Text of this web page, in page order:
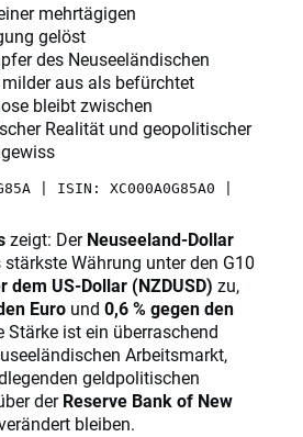
mehrtägigen
gelöst
des Neuseeländischen
aus als befürchtet
bleibt zwischen
Realität und geopolitischer
| ISIN: XC000A0G85A0 |
zeigt: DerNeuseeland-Dollar
Währung unter den G10
dem US-Dollar (NZDUSD) zu,
Euro und 0,6 % gegen den
Stärke ist ein überraschend
Arbeitsmarkt,
geldpolitischen
derReserve Bank of New
bleiben.